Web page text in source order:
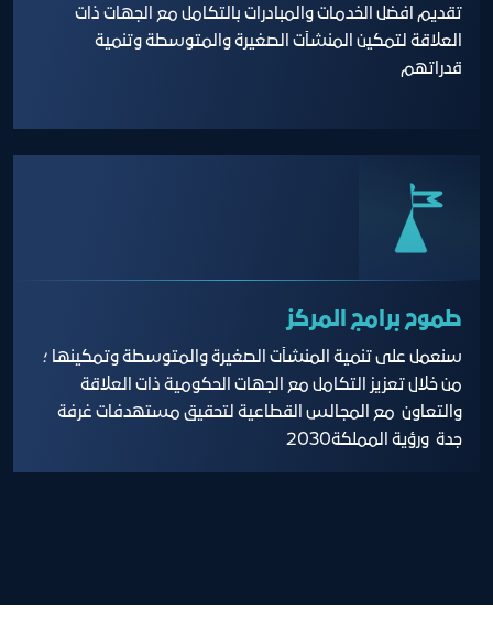
تقديم افضل الخدمات والمبادرات بالتكامل مع الجهات ذات
العلاقة لتمكين المنشآت الصغيرة والمتوسطة وتنمية
قدراتهم
طموح برامج المركز
سنعمل على تنمية المنشآت الصغيرة والمتوسطة وتمكينها ؛
من خلال تعزيز التكامل مع الجهات الحكومية ذات العلاقة
والتعاون مع المجالس القطاعية لتحقيق مستهدفات غرفة
جدة ورؤية المملكة2030